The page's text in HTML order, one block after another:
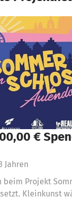
€
Jahren
beim Projekt
Kleinkunst